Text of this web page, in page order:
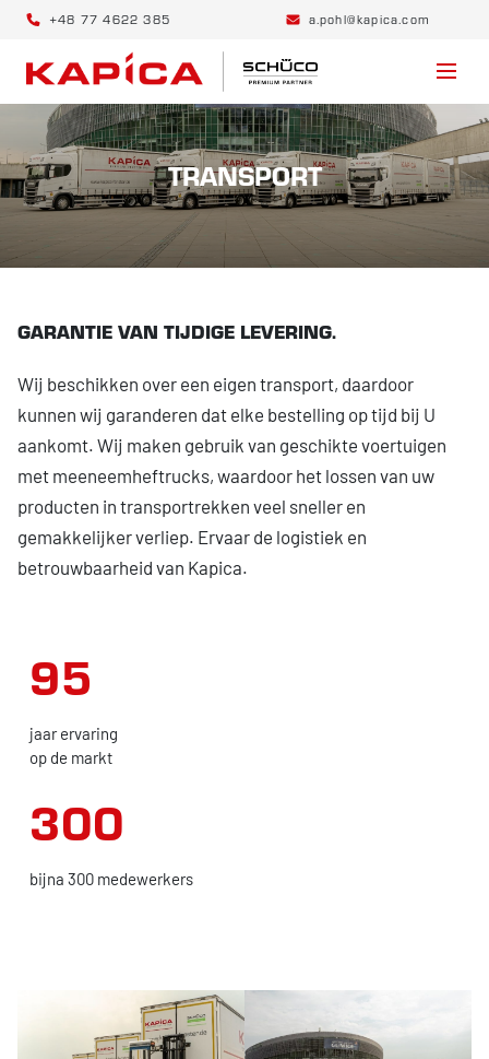
+48 77 4622 385 a.pohl@kapica.com
TRANSPORT
GARANTIE VAN TIJDIGE LEVERING.
Wij beschikken over een eigen transport, daardoor
kunnen wij garanderen dat elke bestelling op tijd bij U
aankomt. Wij maken gebruik van geschikte voertuigen
met meeneemheftrucks, waardoor het lossen van uw
producten in transportrekken veel sneller en
gemakkelijker verliep. Ervaar de logistiek en
betrouwbaarheid van Kapica.
95
jaar ervaring
op de markt
300
bijna 300 medewerkers